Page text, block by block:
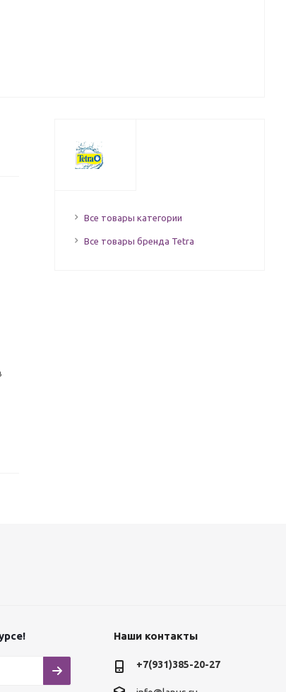
Все товары категории
Все товары бренда Tetra
Наши контакты
+7(931)385-20-27